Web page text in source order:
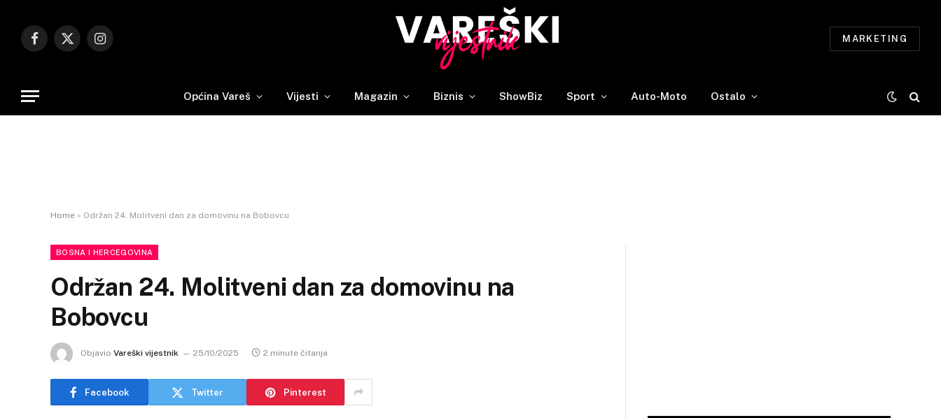
Facebook
X
Instagram
MARKETING
Općina Vareš Vijesti Magazin Biznis ShowBiz Sport Auto-Moto Ostalo
Home » Održan 24. Molitveni dan za domovinu na Bobovcu
BOSNA I HERCEGOVINA
Održan 24. Molitveni dan za domovinu na
Bobovcu
Objavio Vareški vijestnik 25/10/2025 2 minute čitanja
Facebook Twitter Pinterest